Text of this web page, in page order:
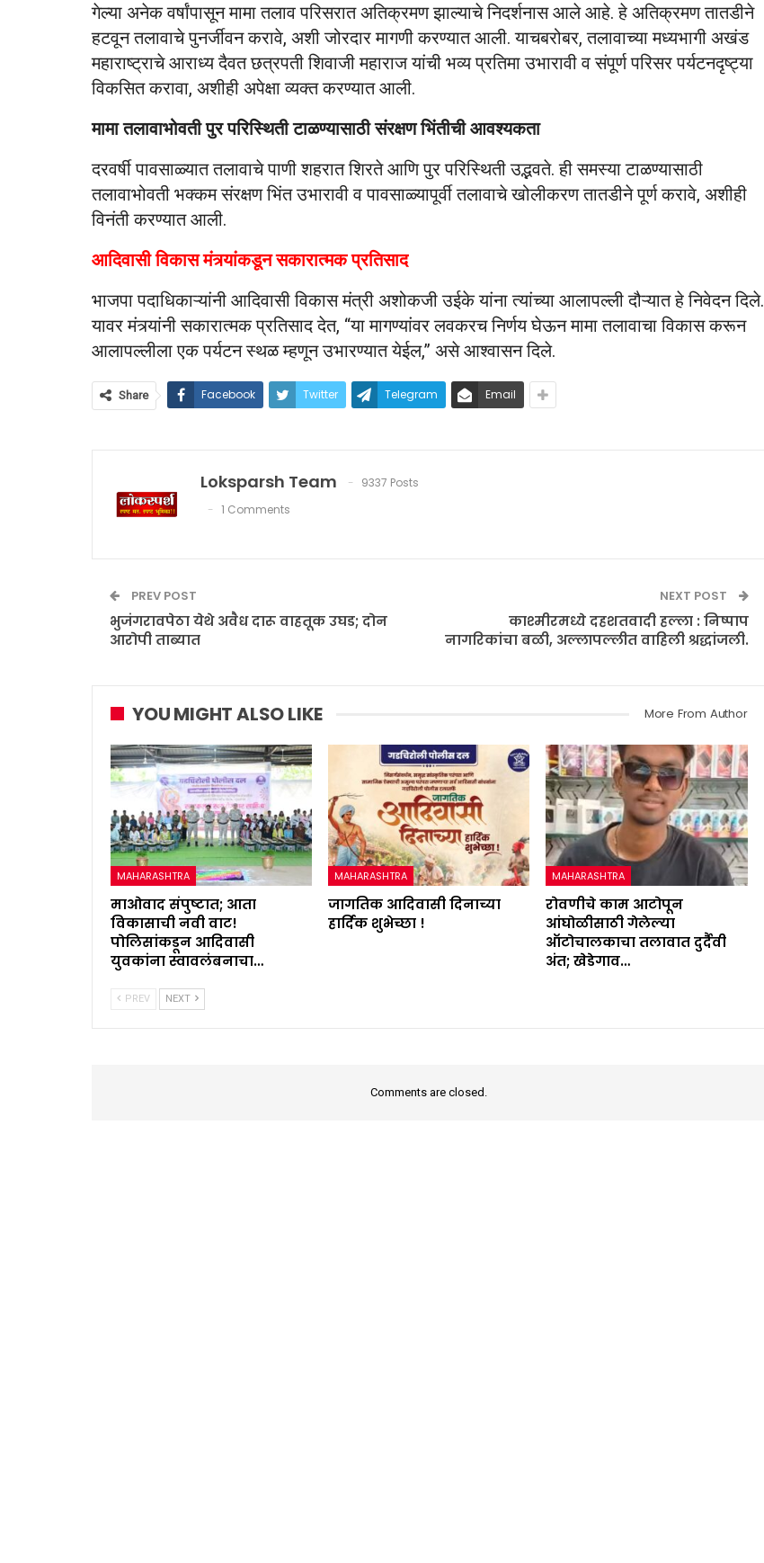
गेल्या अनेक वर्षांपासून मामा तलाव परिसरात अतिक्रमण झाल्याचे निदर्शनास आले आहे. हे अतिक्रमण तातडीने
हटवून तलावाचे पुनर्जीवन करावे, अशी जोरदार मागणी करण्यात आली. याचबरोबर, तलावाच्या मध्यभागी अखंड
महाराष्ट्राचे आराध्य दैवत छत्रपती शिवाजी महाराज यांची भव्य प्रतिमा उभारावी व संपूर्ण परिसर पर्यटनदृष्ट्या
विकसित करावा, अशीही अपेक्षा व्यक्त करण्यात आली.
मामा तलावाभोवती पुर परिस्थिती टाळण्यासाठी संरक्षण भिंतीची आवश्यकता
दरवर्षी पावसाळ्यात तलावाचे पाणी शहरात शिरते आणि पुर परिस्थिती उद्भवते. ही समस्या टाळण्यासाठी
तलावाभोवती भक्कम संरक्षण भिंत उभारावी व पावसाळ्यापूर्वी तलावाचे खोलीकरण तातडीने पूर्ण करावे, अशीही
विनंती करण्यात आली.
आदिवासी विकास मंत्र्यांकडून सकारात्मक प्रतिसाद
भाजपा पदाधिकाऱ्यांनी आदिवासी विकास मंत्री अशोकजी उईके यांना त्यांच्या आलापल्ली दौऱ्यात हे निवेदन दिले.
यावर मंत्र्यांनी सकारात्मक प्रतिसाद देत, “या मागण्यांवर लवकरच निर्णय घेऊन मामा तलावाचा विकास करून
आलापल्लीला एक पर्यटन स्थळ म्हणून उभारण्यात येईल,” असे आश्वासन दिले.
Share Facebook Twitter Telegram Email
Loksparsh Team
9337 Posts
1 Comments
PREV POST
भुजंगरावपेठा येथे अवैध दारू वाहतूक उघड; दोन
आरोपी ताब्यात
NEXT POST
काश्मीरमध्ये दहशतवादी हल्ला : निष्पाप
नागरिकांचा बळी, अल्लापल्लीत वाहिली श्रद्धांजली.
YOU MIGHT ALSO LIKE More From Author
MAHARASHTRA
माओवाद संपुष्टात; आता
विकासाची नवी वाट!
पोलिसांकडून आदिवासी
युवकांना स्वावलंबनाचा…
MAHARASHTRA
जागतिक आदिवासी दिनाच्या
हार्दिक शुभेच्छा !
MAHARASHTRA
रोवणीचे काम आटोपून
आंघोळीसाठी गेलेल्या
ऑटोचालकाचा तलावात दुर्दैवी
अंत; खेडेगाव…
PREV NEXT
Comments are closed.